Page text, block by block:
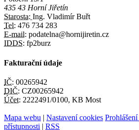
435 43 Horní Jiřetín
Starosta: Ing. Vladimír Buřt
Tel: 476 734 283
E-mail: podatelna@hornijiretin.cz
IDDS: fp2burz
Fakturační údaje
IČ: 00265942
DIČ: CZ00265942
Účet: 2222491/0100, KB Most
Mapa webu | Nastavení cookies
přístupnosti | RSS